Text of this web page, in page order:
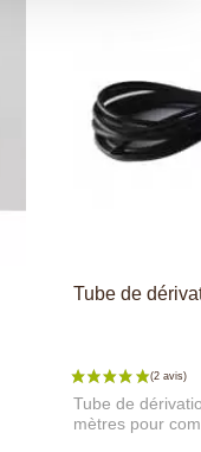
Tube de
Tube de
mètres pour